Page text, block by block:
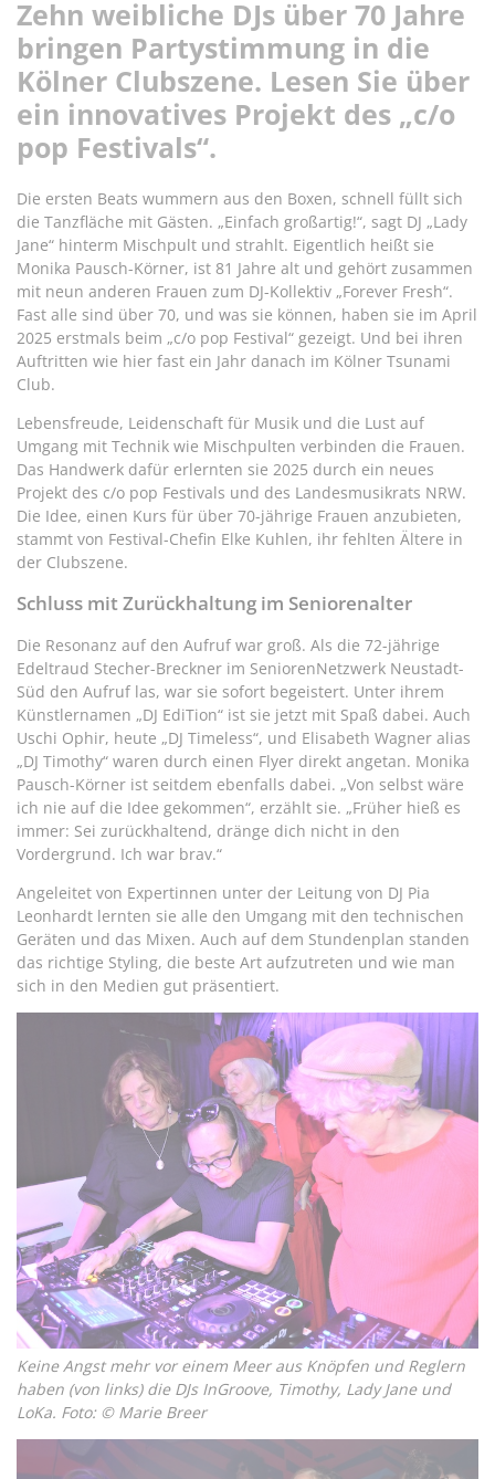
Zehn weibliche DJs über 70 Jahre
bringen Partystimmung in die
Kölner Clubszene. Lesen Sie über
ein innovatives Projekt des „c/o
pop Festivals“.
Die ersten Beats wummern aus den Boxen, schnell füllt sich
die Tanzfläche mit Gästen. „Einfach großartig!“, sagt DJ „Lady
Jane“ hinterm Mischpult und strahlt. Eigentlich heißt sie
Monika Pausch-Körner, ist 81 Jahre alt und gehört zusammen
mit neun anderen Frauen zum DJ-Kollektiv „Forever Fresh“.
Fast alle sind über 70, und was sie können, haben sie im April
2025 erstmals beim „c/o pop Festival“ gezeigt. Und bei ihren
Auftritten wie hier fast ein Jahr danach im Kölner Tsunami
Club.
Lebensfreude, Leidenschaft für Musik und die Lust auf
Umgang mit Technik wie Mischpulten verbinden die Frauen.
Das Handwerk dafür erlernten sie 2025 durch ein neues
Projekt des c/o pop Festivals und des Landesmusikrats NRW.
Die Idee, einen Kurs für über 70-jährige Frauen anzubieten,
stammt von Festival-Chefin Elke Kuhlen, ihr fehlten Ältere in
der Clubszene.
Schluss mit Zurückhaltung im Seniorenalter
Die Resonanz auf den Aufruf war groß. Als die 72-jährige
Edeltraud Stecher-Breckner im SeniorenNetzwerk Neustadt-
Süd den Aufruf las, war sie sofort begeistert. Unter ihrem
Künstlernamen „DJ EdiTion“ ist sie jetzt mit Spaß dabei. Auch
Uschi Ophir, heute „DJ Timeless“, und Elisabeth Wagner alias
„DJ Timothy“ waren durch einen Flyer direkt angetan. Monika
Pausch-Körner ist seitdem ebenfalls dabei. „Von selbst wäre
ich nie auf die Idee gekommen“, erzählt sie. „Früher hieß es
immer: Sei zurückhaltend, dränge dich nicht in den
Vordergrund. Ich war brav.“
Angeleitet von Expertinnen unter der Leitung von DJ Pia
Leonhardt lernten sie alle den Umgang mit den technischen
Geräten und das Mixen. Auch auf dem Stundenplan standen
das richtige Styling, die beste Art aufzutreten und wie man
sich in den Medien gut präsentiert.
Keine Angst mehr vor einem Meer aus Knöpfen und Reglern
haben (von links) die DJs InGroove, Timothy, Lady Jane und
LoKa. Foto: © Marie Breer